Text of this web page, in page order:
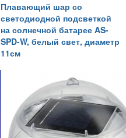
Плавающий шар со
светодиодной подсветкой
на солнечной батарее AS-
SPD-W, белый свет, диаметр
11см